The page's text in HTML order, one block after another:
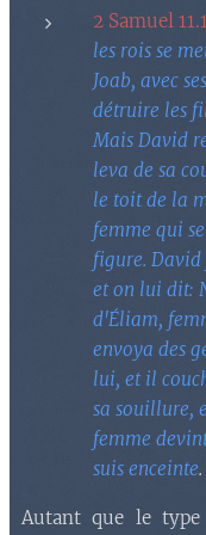
2 Samuel
les rois se
Joab, avec
détruire les
Mais David
leva de sa
le toit de la
femme qui
figure.
et on lui dit:
d'Éliam,
envoya des
lui, et il
sa souillure,
femme
suis enceinte.
Autant que le